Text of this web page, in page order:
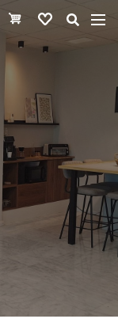
Favoritos
Cesta de la